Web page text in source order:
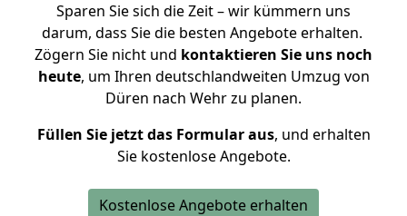
Sparen Sie sich die Zeit – wir kümmern uns
darum, dass Sie die besten Angebote erhalten.
Zögern Sie nicht und kontaktieren Sie uns noch
heute, um Ihren deutschlandweiten Umzug von
Düren nach Wehr zu planen.
Füllen Sie jetzt das Formular aus, und erhalten
Sie kostenlose Angebote.
Kostenlose Angebote erhalten